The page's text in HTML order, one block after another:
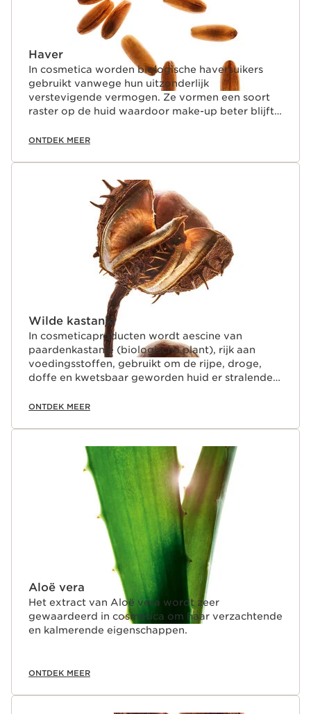
Haver
In cosmetica worden biologische haversuikers
gebruikt vanwege hun uitzonderlijk
verstevigende vermogen. Ze vormen een soort
raster op de huid waardoor make-up beter blijft
natuurlijke wijze.
ONTDEK MEER
Wilde kastanje
In cosmeticaproducten wordt aescine van
paardenkastanje (biologische plant), rijk aan
voedingsstoffen, gebruikt om de rijpe, droge,
doffe en kwetsbaar geworden huid er stralender
ONTDEK MEER
Aloë vera
Het extract van Aloë vera wordt zeer
gewaardeerd in cosmetica om haar verzachtende
en kalmerende eigenschappen.
ONTDEK MEER